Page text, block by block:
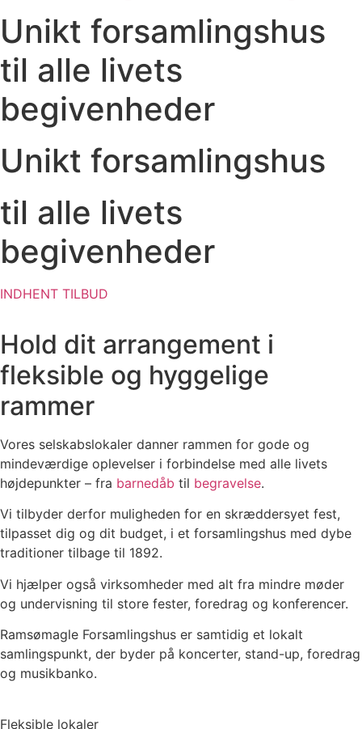
Unikt forsamlingshus
til alle livets
begivenheder
Unikt forsamlingshus
til alle livets
begivenheder
INDHENT TILBUD
Hold dit arrangement i
fleksible og hyggelige
rammer
Vores selskabslokaler danner rammen for gode og
mindeværdige oplevelser i forbindelse med alle livets
højdepunkter – fra barnedåb til begravelse.
Vi tilbyder derfor muligheden for en skræddersyet fest,
tilpasset dig og dit budget, i et forsamlingshus med dybe
traditioner tilbage til 1892.
Vi hjælper også virksomheder med alt fra mindre møder
og undervisning til store fester, foredrag og konferencer.
Ramsømagle Forsamlingshus er samtidig et lokalt
samlingspunkt, der byder på koncerter, stand-up, foredrag
og musikbanko.
Fleksible lokaler